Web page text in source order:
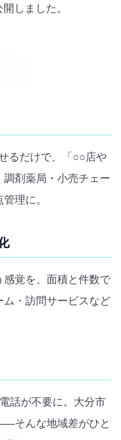
開しました。
るだけで、「○○店や
剤薬局・小売チェー
理に。
感覚を、面積と件数で
・訪問サービスなど
話が不要に。大分市
そんな地域差がひと